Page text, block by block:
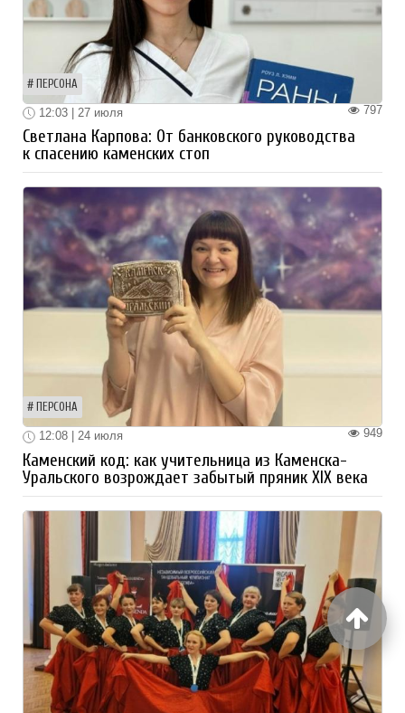
ПЕРСОНА
797
12:03 | 27 июля
Светлана Карпова: От банковского руководства
к спасению каменских стоп
ПЕРСОНА
949
12:08 | 24 июля
Каменский код: как учительница из Каменска-
Уральского возрождает забытый пряник XIX века